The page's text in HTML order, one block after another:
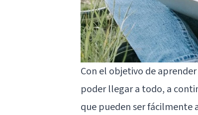
Con el objetivo de
poder llegar a todo, a
que pueden ser fácilmente